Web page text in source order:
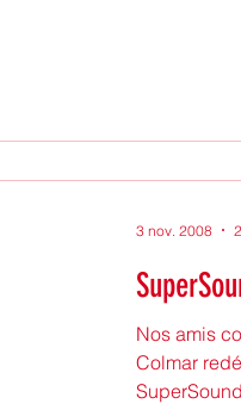
Nos amis
Colmar
3 nov. 2008